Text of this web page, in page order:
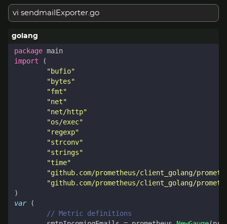
vi sendmailExporter.go
package main
import
(
"bufio"
"bytes"
"fmt"
"net"
"net/http"
"os/exec"
"regexp"
"strconv"
"strings"
"time"
"github.com/prometheus/client_golang/
"github.com/prometheus/client_golang/
)
var
(
// Metric definitions